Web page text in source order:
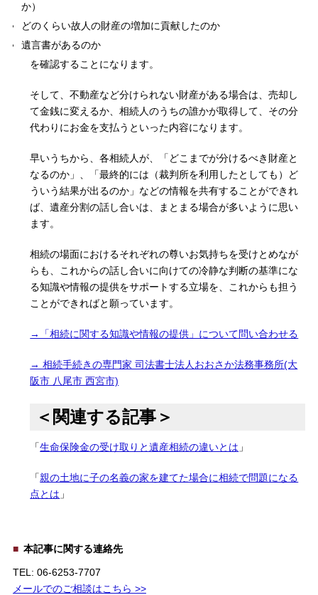
か）
どのくらい故人の財産の増加に貢献したのか
遺言書があるのか
を確認することになります。
そして、不動産など分けられない財産がある場合は、売却し
て金銭に変えるか、相続人のうちの誰かが取得して、その分
代わりにお金を支払うといった内容になります。
早いうちから、各相続人が、「どこまでが分けるべき財産と
なるのか」、「最終的には（裁判所を利用したとしても）ど
ういう結果が出るのか」などの情報を共有することができれ
ば、遺産分割の話し合いは、まとまる場合が多いように思い
ます。
相続の場面におけるそれぞれの尊いお気持ちを受けとめなが
らも、これからの話し合いに向けての冷静な判断の基準にな
る知識や情報の提供をサポートする立場を、これからも担う
ことができればと願っています。
→「相続に関する知識や情報の提供」について問い合わせる
→ 相続手続きの専門家 司法書士法人おおさか法務事務所(大
阪市 八尾市 西宮市)
＜関連する記事＞
「生命保険金の受け取りと遺産相続の違いとは 」
「親の土地に子の名義の家を建てた場合に相続で問題になる
点とは 」
本記事に関する連絡先
TEL: 06-6253-7707
メールでのご相談はこちら >>